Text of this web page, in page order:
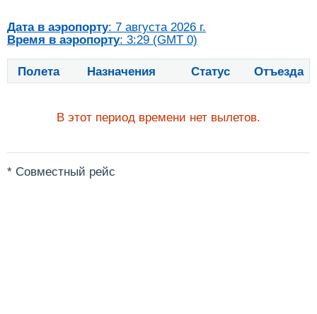
Дата в аэропорту: 7 августа 2026 г.
Время в аэропорту: 3:29 (GMT 0)
Полета Назначения Статус Отъезда
В этот период времени нет вылетов.
* Совместный рейс